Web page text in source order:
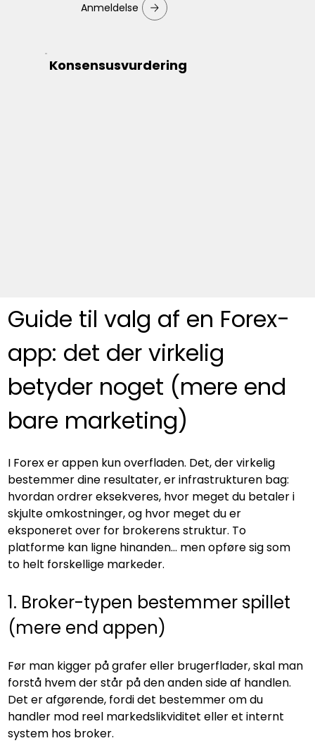
Anmeldelse
Konsensusvurdering
Guide til valg af en Forex-
app: det der virkelig
betyder noget (mere end
bare marketing)
I Forex er appen kun overfladen. Det, der virkelig
bestemmer dine resultater, er infrastrukturen bag:
hvordan ordrer eksekveres, hvor meget du betaler i
skjulte omkostninger, og hvor meget du er
eksponeret over for brokerens struktur. To
platforme kan ligne hinanden… men opføre sig som
to helt forskellige markeder.
1. Broker-typen bestemmer spillet
(mere end appen)
Før man kigger på grafer eller brugerflader, skal man
forstå hvem der står på den anden side af handlen.
Det er afgørende, fordi det bestemmer om du
handler mod reel markedslikviditet eller et internt
system hos broker.